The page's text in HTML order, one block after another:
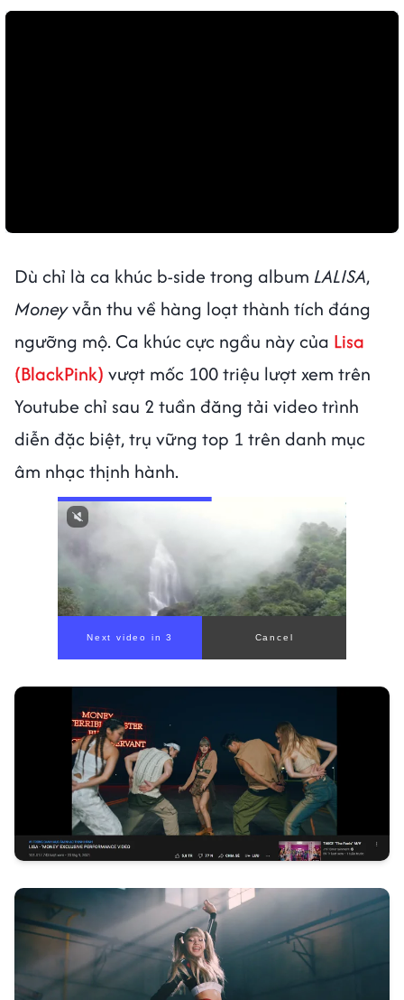
Dù chỉ là ca khúc b-side trong album LALISA,
Moneyvẫn thu về hàng loạt thành tích đáng
ngưỡng mộ. Ca khúc cực ngầu này của Lisa
(BlackPink) vượt mốc 100 triệu lượt xem trên
Youtube chỉ sau 2 tuần đăng tải video trình
diễn đặc biệt, trụ vững top 1 trên danh mục
âm nhạc thịnh hành.
Next video in 1 Cancel